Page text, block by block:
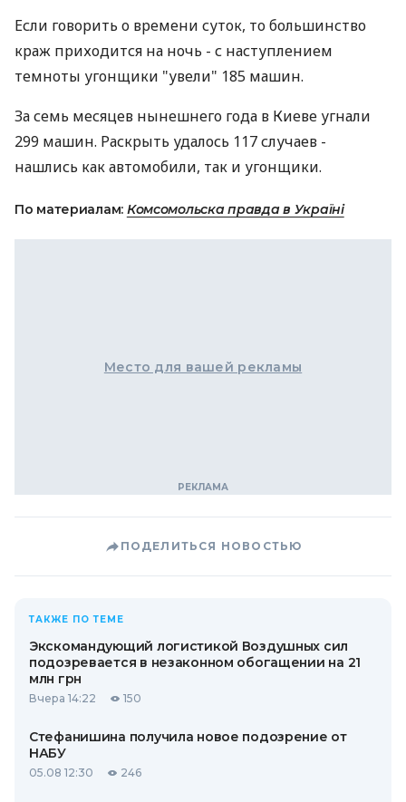
Если говорить о времени суток, то большинство
краж приходится на ночь - с наступлением
темноты угонщики "увели" 185 машин.
За семь месяцев нынешнего года в Киеве угнали
299 машин. Раскрыть удалось 117 случаев -
нашлись как автомобили, так и угонщики.
По материалам: Комсомольска правда в Україні
Место для вашей рекламы
ПОДЕЛИТЬСЯ НОВОСТЬЮ
ТАКЖЕ ПО ТЕМЕ
Экскомандующий логистикой Воздушных сил
подозревается в незаконном обогащении на 21
млн грн
Вчера 14:22 150
Стефанишина получила новое подозрение от
НАБУ
05.08 12:30 246